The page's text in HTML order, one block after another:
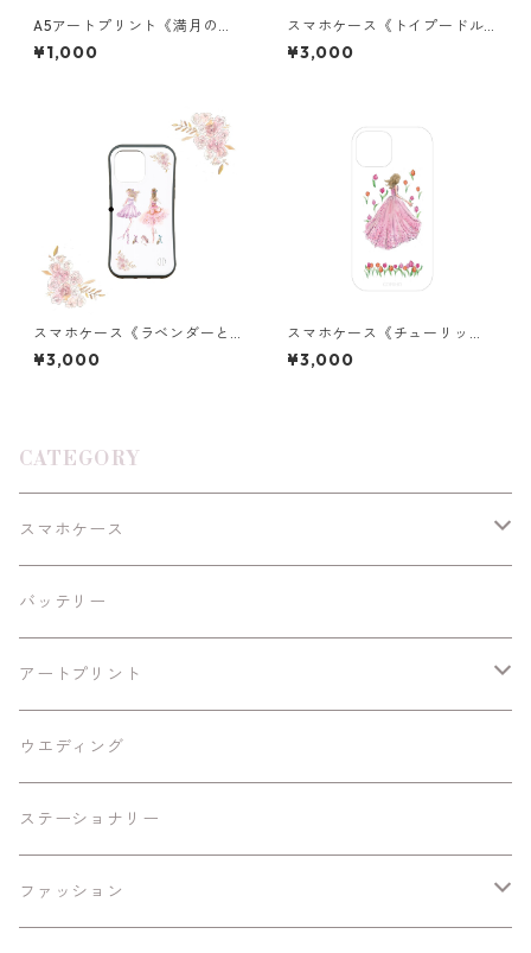
A5アートプリント《満月の
夜》
¥1,000
スマホケース《トイプードル
とアイススケート》クリア
¥3,000
スマホケース《ラベンダーと
ピンクバレリーナ》グリップ
¥3,000
スマホケース《チューリッ
プ》クリア
¥3,000
CATEGORY
スマホケース
Android
iPhoneSE/SE2
iPhone11/Pro/ProMax
iPhone12/12Pro/mini/ProMax
iPhone13/mini/Pro
バッテリー
アートプリント
額あり
A4黒縁額
B6黒縁額
額なし
A4
ウエディング
ステーショナリー
ファッション